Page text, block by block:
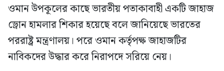
ওমান উপকূলের কাছে ভারতীয় পতাকাবাহী একটি জাহাজ
ড্রোন হামলার শিকার হয়েছে বলে জানিয়েছে ভারতের
পররাষ্ট্র মন্ত্রণালয়। পরে ওমান কর্তৃপক্ষ জাহাজটির
নাবিকদের উদ্ধার করে নিরাপদে সরিয়ে নেয়।